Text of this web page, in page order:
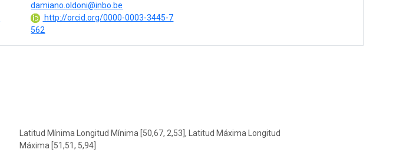
damiano.oldoni@inbo.be
http://orcid.org/0000-0003-3445-7
562
Latitud Mínima Longitud Mínima [50,67, 2,53], Latitud Máxima Longitud
Máxima [51,51, 5,94]